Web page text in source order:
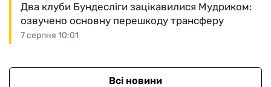
7 серпня 10:01
Два клуби Бундесліги зацікавилися Мудриком:
озвучено основну перешкоду трансферу
Всі новини